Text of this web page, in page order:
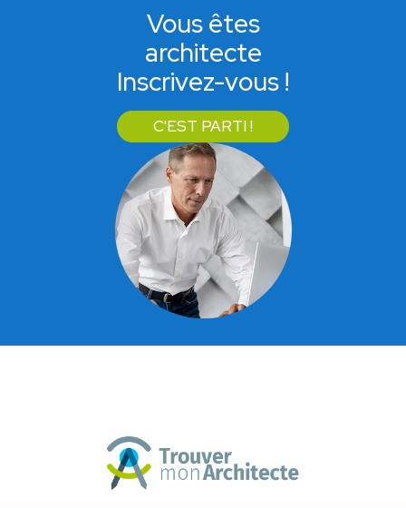
Vous êtes
architecte
Inscrivez-vous !
C'EST PARTI !